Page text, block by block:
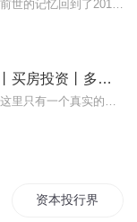
重生之生财有道丨烧脑商战丨买房投资丨多人有声剧
资本投行界